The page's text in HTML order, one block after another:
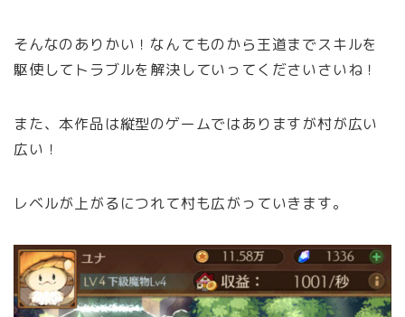
そんなのありかい！なんてものから王道までスキルを
駆使してトラブルを解決していってくださいさいね！
また、本作品は縦型のゲームではありますが村が広い
広い！
レベルが上がるにつれて村も広がっていきます。